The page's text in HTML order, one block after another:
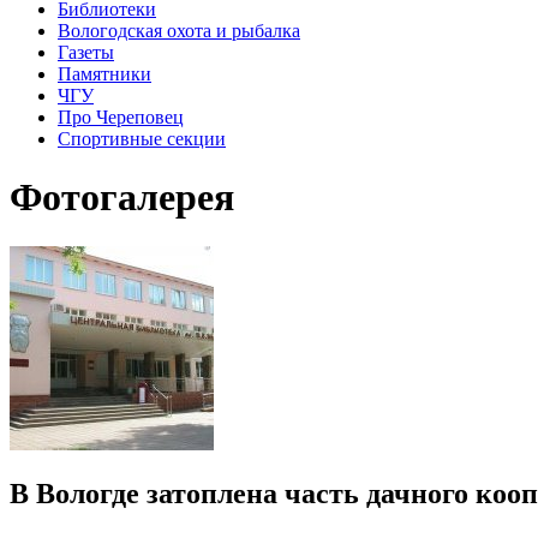
Библиотеки
Вологодская охота и рыбалка
Газеты
Памятники
ЧГУ
Про Череповец
Спортивные секции
Фотогалерея
В Вологде затоплена часть дачного